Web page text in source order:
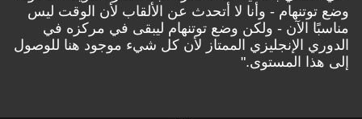
وضع توتنهام - وأنا لا أتحدث عن الألقاب لأن الوقت ليس
مناسبًا الآن - ولكن وضع توتنهام ليبقى في مركزه في
الدوري الإنجليزي الممتاز لأن كل شيء موجود هنا للوصول
إلى هذا المستوى."